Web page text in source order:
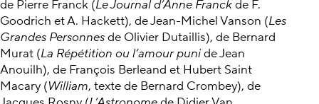
de Pierre Franck (Le Journal d’Anne Franckde F.
Goodrich et A. Hackett), de Jean-Michel Vanson (Les
Grandes Personnesde Olivier Dutaillis), de Bernard
Murat (La Répétition ou l’amour punide Jean
Anouilh), de François Berleand et Hubert Saint
Macary (William, texte de Bernard Crombey), de